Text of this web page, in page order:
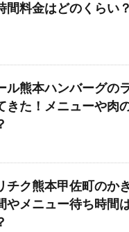
間料金はどのくらい？
ル熊本ハンバーグの
きた！メニューや肉
チク熊本甲佐町のか
やメニュー待ち時間